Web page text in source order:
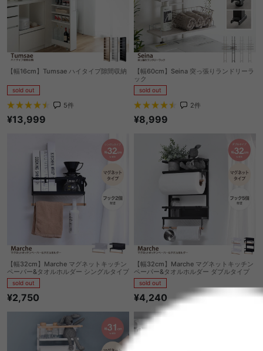
【幅16cm】Tumsae ハイタイプ隙間収納
sold out
5件
¥13,999
【幅60cm】Seina 突っ張りランドリーラ
ック
sold out
2件
¥8,999
【幅32cm】Marche マグネットキッチン
ペーパー&タオルホルダー シングルタイプ
sold out
¥2,750
【幅32cm】Marche マグネットキッチン
ペーパー&タオルホルダー ダブルタイプ
sold out
¥4,240